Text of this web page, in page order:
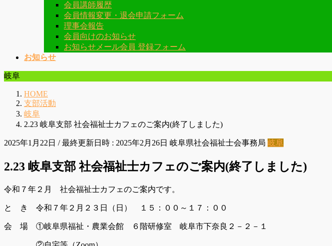
会員講師履歴
会員情報変更・退会申請フォーム
理事会報告
会員向けのお知らせ
お知らせメール会員 登録フォーム
お知らせ
岐阜
HOME
支部活動
岐阜
2.23 岐阜支部 社会福祉士カフェのご案内(終了しました)
2025年1月22日 / 最終更新日時 : 2025年2月26日 岐阜県社会福祉士会事務局 岐阜
2.23 岐阜支部 社会福祉士カフェのご案内(終了しました)
令和７年２月 社会福祉士カフェのご案内です。
と き 令和７年２月２３日（日） １５：００～１７：００
会 場 ①岐阜県福祉・農業会館 ６階研修室 岐阜市下奈良２－２－１